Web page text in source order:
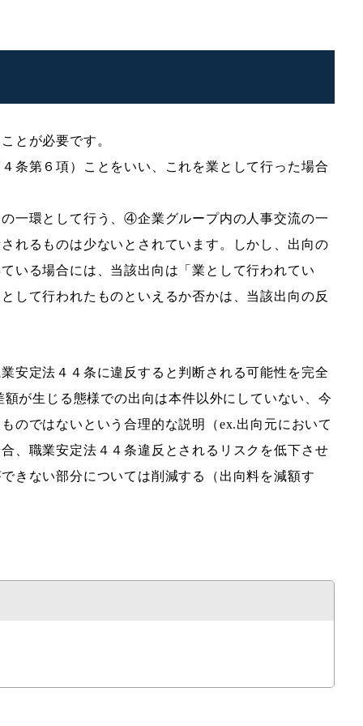
とが必要です。
条第６項）ことをいい、これを業として行った場合
一環として行う、④企業グループ内の人事交流の一
れるものは少ないとされています。しかし、出向の
いる場合には、当該出向は「業として行われてい
して行われたものといえるか否かは、当該出向の反
安定法４４条に違反すると判断される可能性を完全
が生じる態様での出向は本件以外にしていない、今
のではないという合理的な説明（ex.出向元において
、職業安定法４４条違反とされるリスクを低下させ
きない部分については削減する（出向料を減額す